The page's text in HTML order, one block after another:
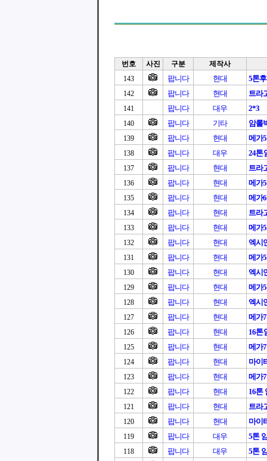
번호 사진 구분
제작사
143
팝니다 현대 5톤
142 팝니다 현대 트라
141 팝니다 대우 2*3
140 팝니다 기타 암롤
139 팝니다 현대 메가
138 팝니다 대우 24톤
137 팝니다 현대 트라
136 팝니다 현대 메가
135 팝니다 현대 메가
134 팝니다 현대 트라
133 팝니다 현대 메가
132 팝니다 현대 엑시
131 팝니다 현대 메가
130 팝니다 현대 엑시
129 팝니다 현대 메가
128 팝니다 현대 엑시
127 팝니다 현대 메가
126 팝니다 현대 16톤
125 팝니다 현대 메가
124 팝니다 현대 마이
123 팝니다 현대 메가
122 팝니다 현대 16톤
121 팝니다 현대 트라
120 팝니다 현대 마이
119 팝니다 대우 5톤
118 팝니다 대우 5톤